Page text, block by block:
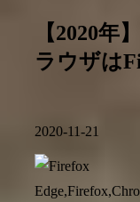
【2020年
ラウザは
2020-11-21